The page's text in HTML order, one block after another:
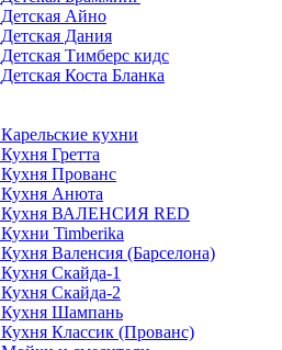
Детская Айно
Детская Дания
Детская Тимберс кидс
Детская Коста Бланка
Карельские кухни
Кухня Гретта
Кухня Прованс
Кухня Анюта
Кухня ВАЛЕНСИЯ RED
Кухни Timberika
Кухня Валенсия (Барселона)
Кухня Скайда-1
Кухня Скайда-2
Кухня Шампань
Кухня Классик (Прованс)